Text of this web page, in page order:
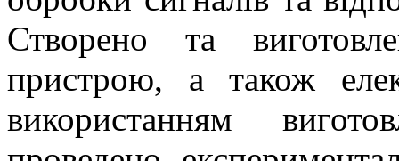
Створено та
пристрою, а також
використанням